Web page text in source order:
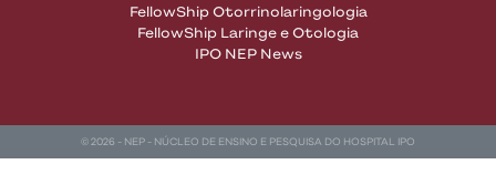
FellowShip Otorrinolaringologia
FellowShip Laringe e Otologia
IPO NEP News
© 2026 - NEP - NÚCLEO DE ENSINO E PESQUISA DO HOSPITAL IPO